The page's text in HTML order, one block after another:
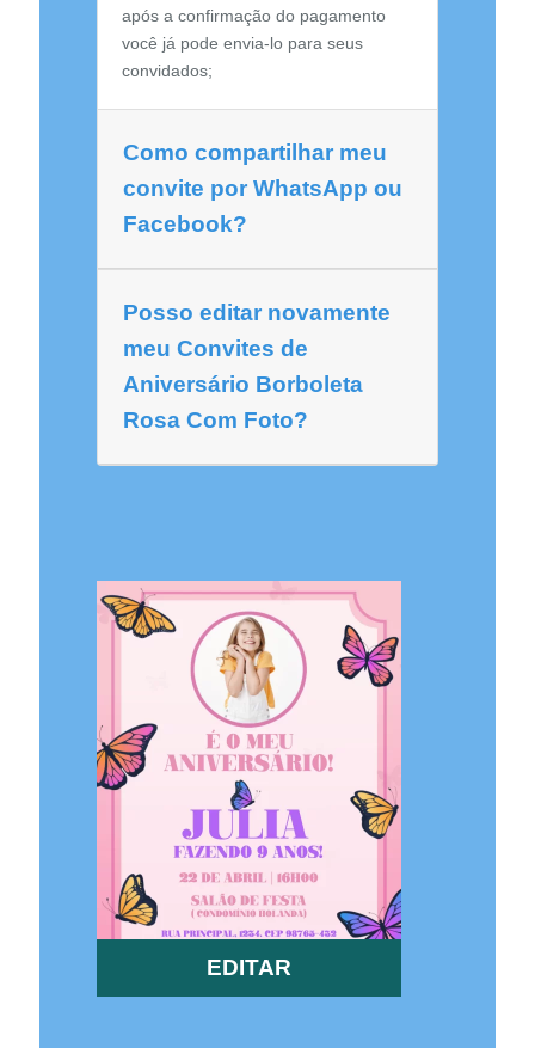
após a confirmação do pagamento
você já pode envia-lo para seus
convidados;
Como compartilhar meu
convite por WhatsApp ou
Facebook?
Posso editar novamente
meu Convites de
Aniversário Borboleta
Rosa Com Foto?
EDITAR